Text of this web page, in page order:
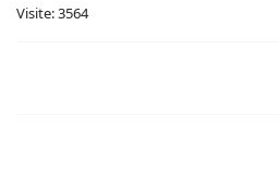
Visite: 3564